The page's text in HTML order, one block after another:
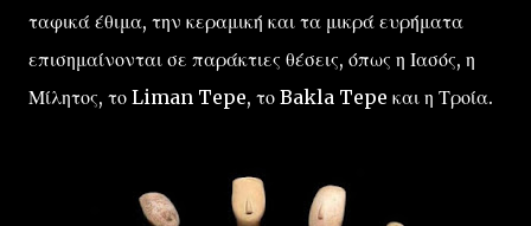
ταφικά έθιμα, την κεραμική και τα μικρά ευρήματα
επισημαίνονται σε παράκτιες θέσεις, όπως η Ιασός, η
Μίλητος, το Liman Tepe, το Bakla Tepe και η Τροία.